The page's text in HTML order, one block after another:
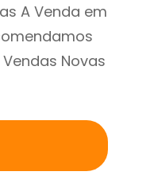
A Venda em
Novas